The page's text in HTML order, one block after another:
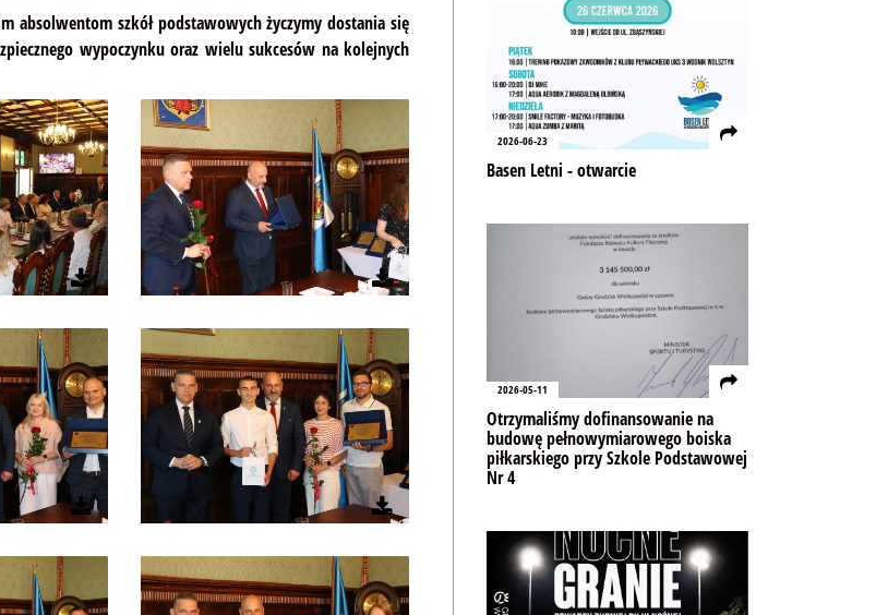
absolwentom szkół podstawowych życzymy dostania się
wypoczynku oraz wielu sukcesów na kolejnych
2026-06-23
Basen Letni - otwarcie
2026-05-11
Otrzymaliśmy dofinansowanie na
budowę pełnowymiarowego boiska
piłkarskiego przy Szkole Podstawowej
Nr 4